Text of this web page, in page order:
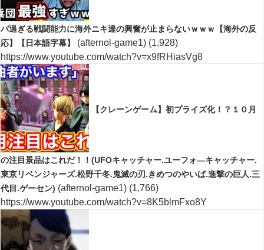
バ過ぎる戦闘能力に海外ニキ達の興奮が止まらないｗｗｗ【海外の反
応】【日本語字幕】
(afternol-game1) (1,928)
https://www.youtube.com/watch?v=x9fRHiasVg8
【クレーンゲーム】初プライズ化！？１０月
の注目景品はこれだ！！(UFOキャッチャー.ユーフォ―キャッチャー.
東京リベンジャーズ.松野千冬.鬼滅の刃.きめつのやいば.進撃の巨人.三
代目.ゲーセン) (afternol-game1) (1,766)
https://www.youtube.com/watch?v=8K5blmFxo8Y